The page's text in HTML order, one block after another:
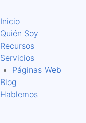
Inicio
Quién Soy
Recursos
Servicios
Páginas Web
Blog
Hablemos